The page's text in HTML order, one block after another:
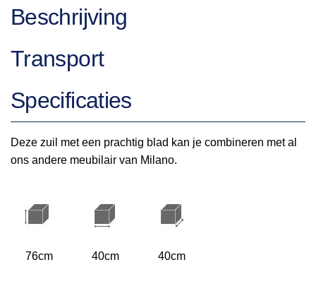
Beschrijving
Transport
Specificaties
Deze zuil met een prachtig blad kan je combineren met al
ons andere meubilair van Milano.
76cm 40cm 40cm